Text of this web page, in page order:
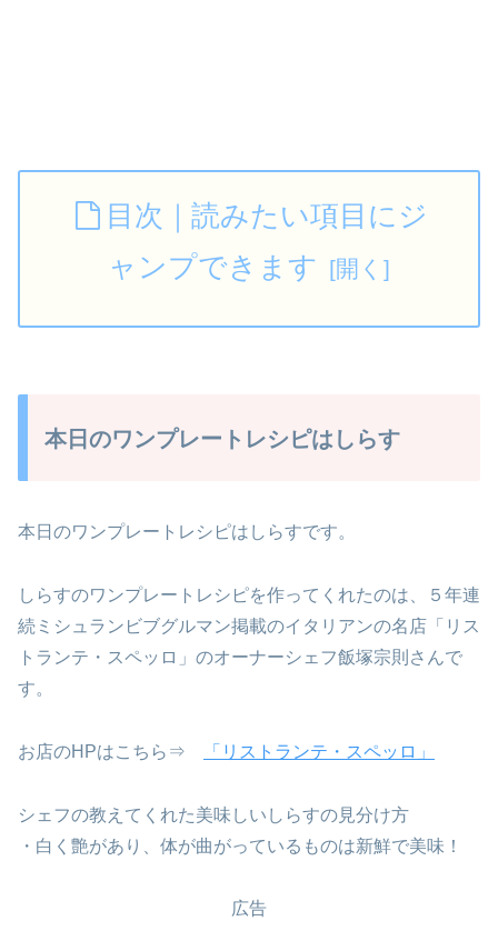
目次｜読みたい項目にジ
ャンプできます
本日のワンプレートレシピはしらす
本日のワンプレートレシピはしらすです。
しらすのワンプレートレシピを作ってくれたのは、５年連
続ミシュランビブグルマン掲載のイタリアンの名店「リス
トランテ・スペッロ」のオーナーシェフ飯塚宗則さんで
す。
お店のHPはこちら⇒ 「リストランテ・スペッロ」
シェフの教えてくれた美味しいしらすの見分け方
・白く艶があり、体が曲がっているものは新鮮で美味！
広告